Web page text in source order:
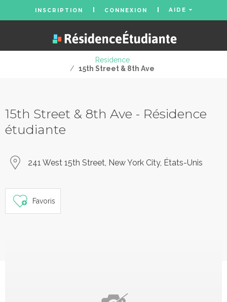
INSCRIPTION CONNEXION AIDE
Residence
/ 15th Street & 8th Ave
15th Street & 8th Ave - Résidence
étudiante
241 West 15th Street, New York City, États-Unis
Favoris